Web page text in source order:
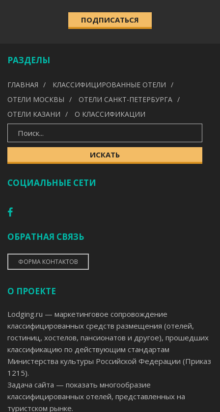
ПОДПИСАТЬСЯ
РАЗДЕЛЫ
ГЛАВНАЯ
КЛАССИФИЦИРОВАННЫЕ ОТЕЛИ
ОТЕЛИ МОСКВЫ
ОТЕЛИ САНКТ-ПЕТЕРБУРГА
ОТЕЛИ КАЗАНИ
О КЛАССИФИКАЦИИ
ИСКАТЬ
СОЦИАЛЬНЫЕ СЕТИ
ОБРАТНАЯ СВЯЗЬ
ФОРМА КОНТАКТОВ
О ПРОЕКТЕ
Lodging.ru — маркетинговое сопровождение
классифицированных средств размещения (отелей,
гостиниц, хостелов, пансионатов и другое), прошедших
классификацию по действующим стандартам
Министерства культуры Российской Федерации (Приказ
1215).
Задача сайта — показать многообразие
классифицированных отелей, представленных на
туристском рынке.